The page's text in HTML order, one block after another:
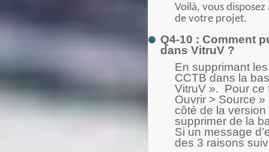
Voilà, vous
de votre projet.
Q4-10 : Comment
dans VitruV ?
En supprimant
CCTB dans la
VitruV ». Pour ce
Ouvrir > Source
côté de la
supprimer de la
Si un message
des 3 raisons